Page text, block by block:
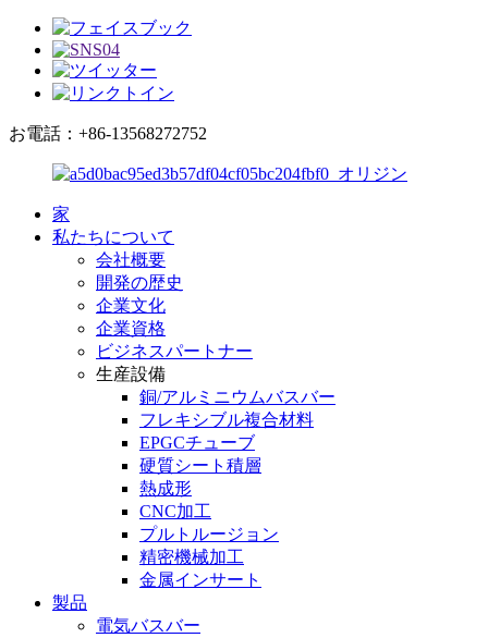
お電話：+86-13568272752
家
私たちについて
会社概要
開発の歴史
企業文化
企業資格
ビジネスパートナー
生産設備
銅/アルミニウムバスバー
フレキシブル複合材料
EPGCチューブ
硬質シート積層
熱成形
CNC加工
プルトルージョン
精密機械加工
金属インサート
製品
電気バスバー